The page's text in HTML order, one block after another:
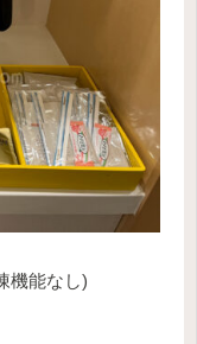
機能なし)